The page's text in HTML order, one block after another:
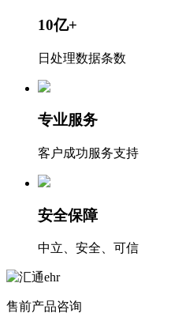
10亿+
日处理数据条数
专业服务
客户成功服务支持
安全保障
中立、安全、可信
售前产品咨询